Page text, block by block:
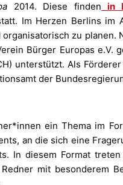
2014. Diese finden in
Im Herzen Berlins im
zu planen.
Bürger Europas e.V.
unterstützt. Als
der
ein Thema im
an die sich eine
In diesem Format
mit besonderem